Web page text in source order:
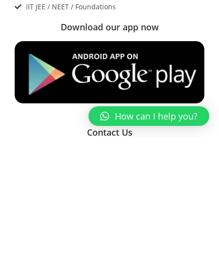
IIT JEE / NEET / Foundations
Download our app now
Contact Us
How can I help you?